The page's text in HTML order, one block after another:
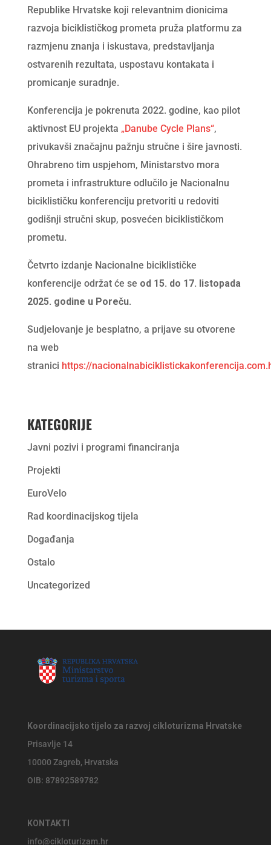
Republike Hrvatske koji relevantnim dionicima
razvoja biciklističkog prometa pruža platformu za
razmjenu znanja i iskustava, predstavljanja
ostvarenih rezultata, uspostavu kontakata i
promicanje suradnje.
Konferencija je pokrenuta 2022. godine, kao pilot
aktivnost EU projekta „Danube Cycle Plans“,
privukavši značajnu pažnju stručne i šire javnosti.
Ohrabreno tim uspjehom, Ministarstvo mora
prometa i infrastrukture odlučilo je Nacionalnu
biciklističku konferenciju pretvoriti u redoviti
godišnji stručni skup, posvećen biciklističkom
prometu.
Četvrto izdanje Nacionalne biciklističke
konferencije održat će se od 15. do 17. listopada
2025. godine u Poreču.
Sudjelovanje je besplatno, a prijave su otvorene
na web
stranici https://
KATEGORIJE
Javni pozivi i programi financiranja
Projekti
EuroVelo
Rad koordinacijskog tijela
Događanja
Ostalo
Uncategorized
Koordinacijsko tijelo za razvoj cikloturizma Hrvatske
Prisavlje 14
10000 Zagreb, Hrvatska
OIB: 87892589782
KONTAKTI
info@cikloturizam.hr